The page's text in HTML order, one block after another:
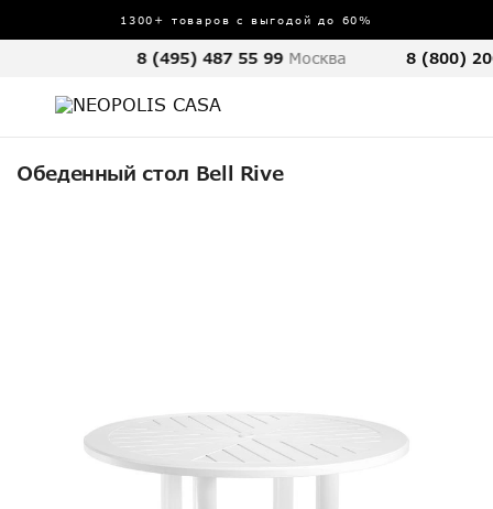
1300+ товаров с выгодой до 60%
8 (495) 487 55 99 Москва 8 (800)
Обеденный стол Bell Rive